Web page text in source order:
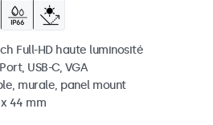
Full-HD haute luminosité
USB-C, VGA
murale, panel mount
44 mm